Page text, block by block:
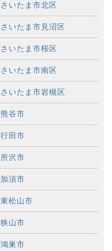
さいたま市北区
さいたま市見沼区
さいたま市桜区
さいたま市南区
さいたま市岩槻区
熊谷市
行田市
所沢市
加須市
東松山市
狭山市
鴻巣市